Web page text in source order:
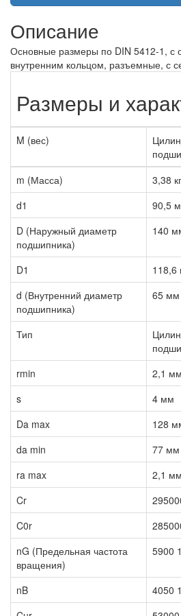
Описание
Основные размеры по DIN 5412-1, с
внутренним кольцом, разъемные, с
Размеры и
M (вес)
m (Масса)
3,38 кг
d1
90,5
D (Наружный диаметр
подшипника)
140
D1
118,6
d (Внутренний диаметр
подшипника)
65 мм
Тип
rmin
2,1 мм
s
4 мм
Da max
128
da min
77 мм
ra max
2,1 мм
Cr
C0r
nG (Предельная частота
вращения)
5900
nB
4050